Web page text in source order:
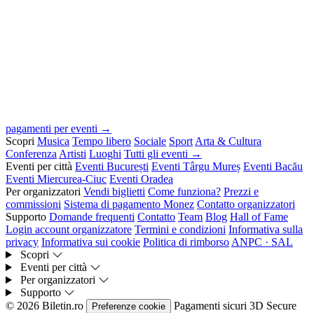
pagamenti per eventi →
Scopri Musica Tempo libero Sociale Sport Arta & Cultura
Conferenza Artisti Luoghi Tutti gli eventi →
Eventi per città Eventi București Eventi Târgu Mureș Eventi Bacău
Eventi Miercurea-Ciuc Eventi Oradea
Per organizzatori Vendi biglietti Come funziona? Prezzi e
commissioni Sistema di pagamento Monez Contatto organizzatori
Supporto Domande frequenti Contatto Team Blog Hall of Fame
Login account organizzatore Termini e condizioni Informativa sulla
privacy Informativa sui cookie Politica di rimborso ANPC · SAL
Scopri
Eventi per città
Per organizzatori
Supporto
© 2026 Biletin.ro
Preferenze cookie Pagamenti sicuri 3D Secure